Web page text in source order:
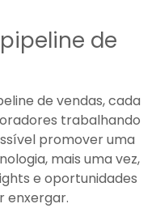
de
de vendas, cada
trabalhando
promover uma
mais uma vez,
e oportunidades
enxergar.